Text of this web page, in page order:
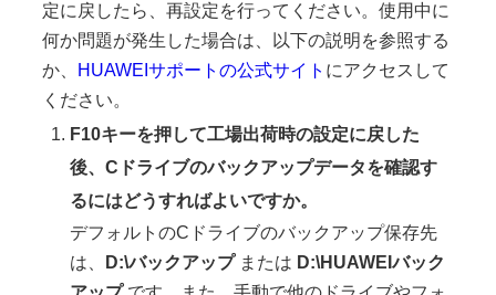
定に戻したら、再設定を行ってください。使用中に
何か問題が発生した場合は、以下の説明を参照する
か、 HUAWEIサポートの公式サイト にアクセスして
ください。
F10キーを押して工場出荷時の設定に戻した
後、Cドライブのバックアップデータを確認す
るにはどうすればよいですか。
デフォルトのCドライブのバックアップ保存先
は、
D:\バックアップまたは D:\HUAWEIバック